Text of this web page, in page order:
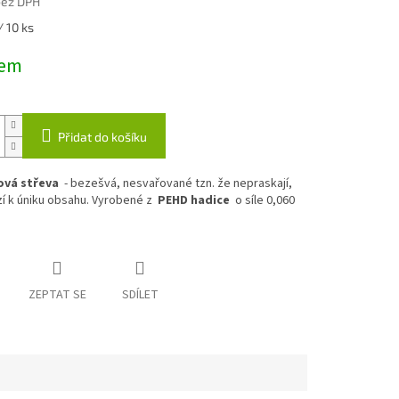
10 ks
Přidat do košíku
střeva - bezešvá, nesvařované tzn. že nepraskají,
k úniku obsahu. Vyrobené z PEHD hadice o síle 0,060
ZEPTAT SE SDÍLET